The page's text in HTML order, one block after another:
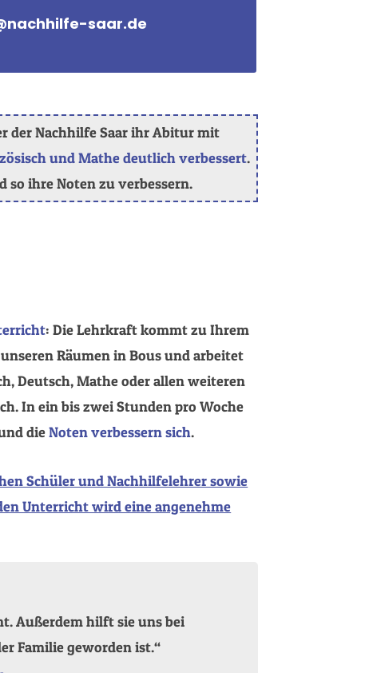
saar.de
der Nachhilfe Saar ihr Abitur mit
und Mathe deutlich verbessert.
ihre Noten zu verbessern.
: Die Lehrkraft kommt zu Ihrem
Räumen in Bous und arbeitet
Deutsch, Mathe oder allen weiteren
In ein bis zwei Stunden pro Woche
dieNoten verbessern sich.
Schüler und Nachhilfelehrer sowie
Unterricht wird eine angenehme
Außerdem hilft sie uns bei
Familie geworden ist.“